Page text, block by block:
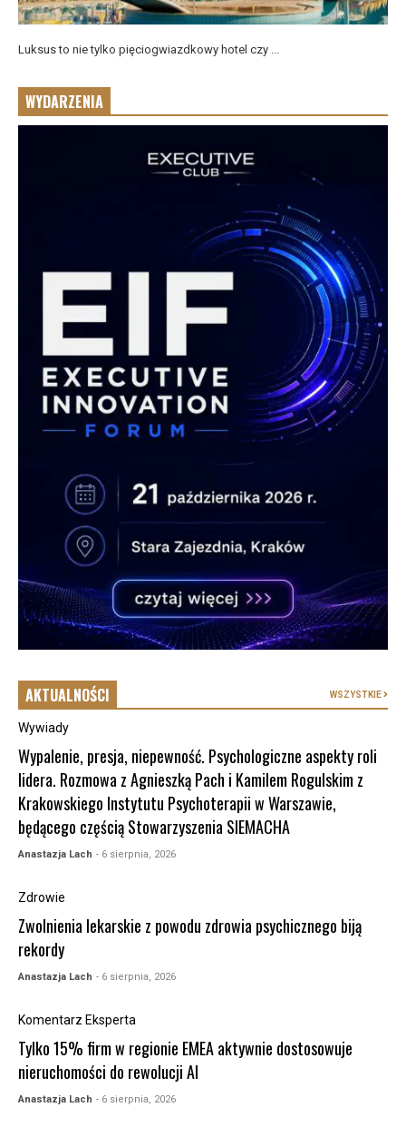
Luksus to nie tylko pięciogwiazdkowy hotel czy ...
WYDARZENIA
AKTUALNOŚCI WSZYSTKIE
Wywiady
Wypalenie, presja, niepewność. Psychologiczne aspekty roli
lidera. Rozmowa z Agnieszką Pach i Kamilem Rogulskim z
Krakowskiego Instytutu Psychoterapii w Warszawie,
będącego częścią Stowarzyszenia SIEMACHA
Anastazja Lach - 6 sierpnia, 2026
Zdrowie
Zwolnienia lekarskie z powodu zdrowia psychicznego biją
rekordy
Anastazja Lach - 6 sierpnia, 2026
Komentarz Eksperta
Tylko 15% firm w regionie EMEA aktywnie dostosowuje
nieruchomości do rewolucji AI
Anastazja Lach - 6 sierpnia, 2026